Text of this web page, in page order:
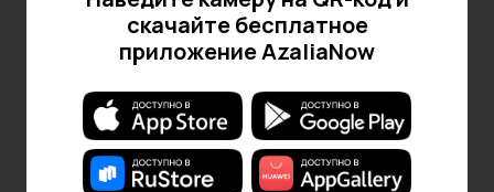
скачайте бесплатное
приложение AzaliaNow